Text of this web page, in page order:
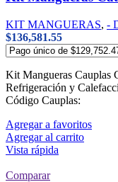
KIT MANGUERAS, -
$136,581.55
Kit Mangueras Cauplas
Refrigeración y
Código Cauplas:
Agregar a favoritos
Agregar al carrito
Vista rápida
Comparar